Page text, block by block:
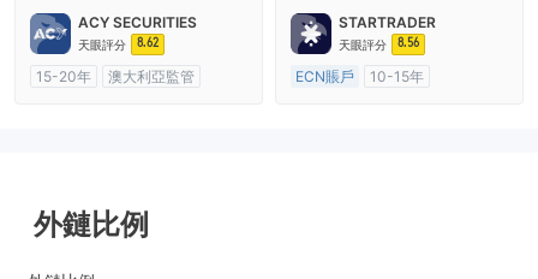
主標MT4
主標MT4
ACY SECURITIES
天眼評分 8.62
15-20年
澳大利亞監管
STARTRADER
天眼評分 8.56
ECN賬戶
10-15年
外鏈比例